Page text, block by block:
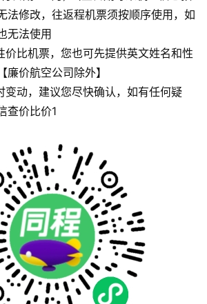
法修改，往返程机票须按顺序使用，如
无法使用
价比机票，您也可先提供英文姓名和性
价航空公司除外】
变动，建议您尽快确认，如有任何疑
查价比价1